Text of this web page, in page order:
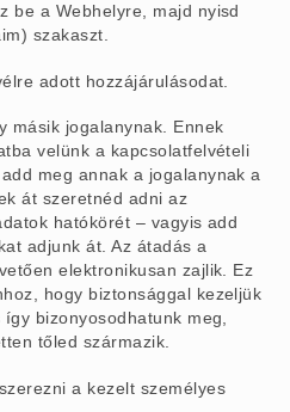
be a Webhelyre, majd nyisd
szakaszt.
adott hozzájárulásodat.
másik jogalanynak. Ennek
velünk a kapcsolatfelvételi
meg annak a jogalanynak a
át szeretnéd adni az
hatókörét – vagyis add
adjunk át. Az átadás a
elektronikusan zajlik. Ez
hogy biztonsággal kezeljük
bizonyosodhatunk meg,
tőled származik.
a kezelt személyes